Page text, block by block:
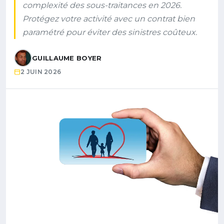
complexité des sous-traitances en 2026.
Protégez votre activité avec un contrat bien
paramétré pour éviter des sinistres coûteux.
GUILLAUME BOYER
2 JUIN 2026